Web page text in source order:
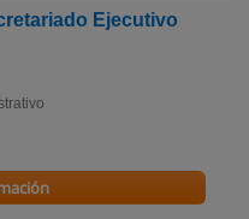
Ejecutivo